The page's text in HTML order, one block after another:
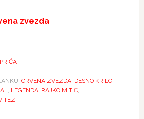
zvezda
CRVENA ZVEZDA, DESNO KRILO,
, LEGENDA, RAJKO MITIĆ,